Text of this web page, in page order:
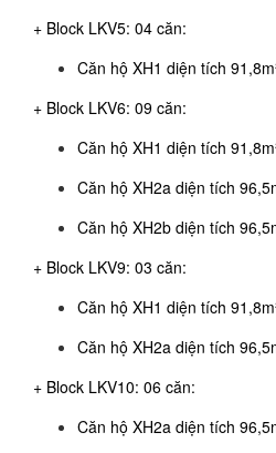
+ Block LKV5: 04 căn:
Căn hộ XH1 diện tích
+ Block LKV6: 09 căn:
Căn hộ XH1 diện tích
Căn hộ XH2a diện tích
Căn hộ XH2b diện tích
+ Block LKV9: 03 căn:
Căn hộ XH1 diện tích
Căn hộ XH2a diện tích
+ Block LKV10: 06 căn:
Căn hộ XH2a diện tích